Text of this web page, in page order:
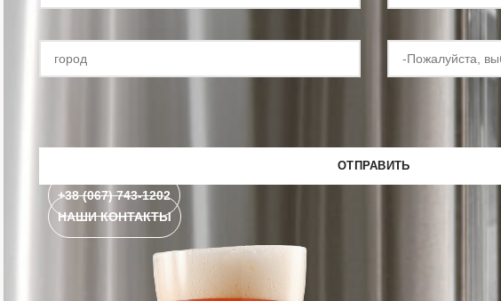
+38 (067) 743-1202
НАШИ КОНТАКТЫ